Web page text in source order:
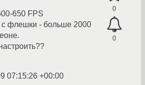
0
0
650 FPS
флешки - больше 2000
07:15:26 +00:00